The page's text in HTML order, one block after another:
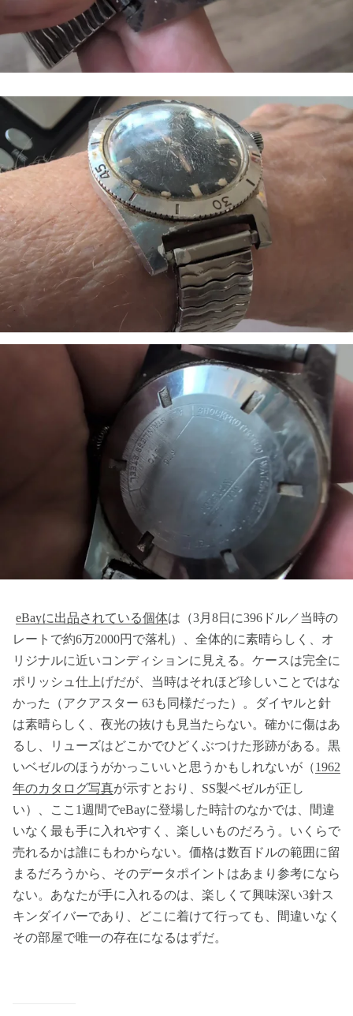
eBayに出品されている個体は（3月8日に396ドル／当時の
レートで約6万2000円で落札）、全体的に素晴らしく、オ
リジナルに近いコンディションに見える。ケースは完全に
ポリッシュ仕上げだが、当時はそれほど珍しいことではな
かった（アクアスター 63も同様だった）。ダイヤルと針
は素晴らしく、夜光の抜けも見当たらない。確かに傷はあ
るし、リューズはどこかでひどくぶつけた形跡がある。黒
いベゼルのほうがかっこいいと思うかもしれないが（1962
年のカタログ写真が示すとおり、SS製ベゼルが正し
い）、ここ1週間でeBayに登場した時計のなかでは、間違
いなく最も手に入れやすく、楽しいものだろう。いくらで
売れるかは誰にもわからない。価格は数百ドルの範囲に留
まるだろうから、そのデータポイントはあまり参考になら
ない。あなたが手に入れるのは、楽しくて興味深い3針ス
キンダイバーであり、どこに着けて行っても、間違いなく
その部屋で唯一の存在になるはずだ。